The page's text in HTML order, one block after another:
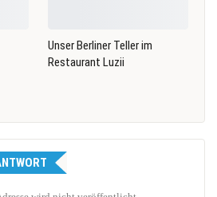
Unser Berliner Teller im
Restaurant Luzii